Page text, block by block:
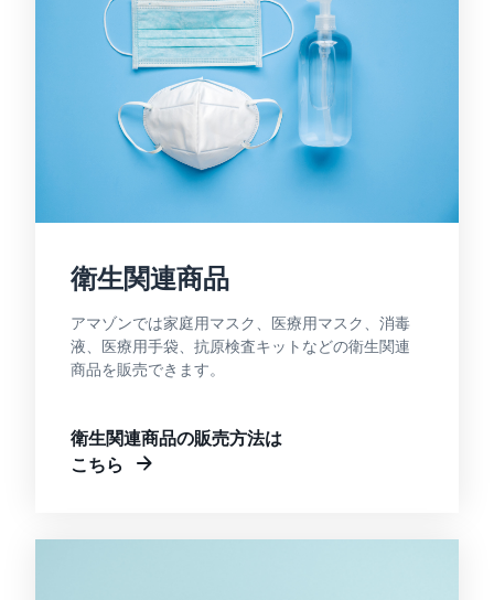
衛生関連商品
アマゾンでは家庭用マスク、医療用マスク、消毒
液、医療用手袋、抗原検査キットなどの衛生関連
商品を販売できます。
衛生関連商品の販売方法は
こちら